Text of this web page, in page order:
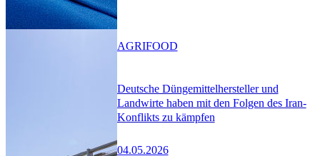
Deutsche Düngemittelhersteller und
Landwirte haben mit den Folgen des Iran-
Konflikts zu kämpfen
04.05.2026
AGRIFOOD